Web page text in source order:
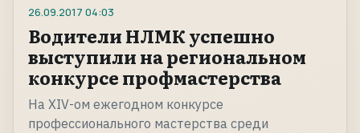
26.09.2017 04:03
Водители НЛМК успешно
выступили на региональном
конкурсе профмастерства
На XIV-ом ежегодном конкурсе
профессионального мастерства среди